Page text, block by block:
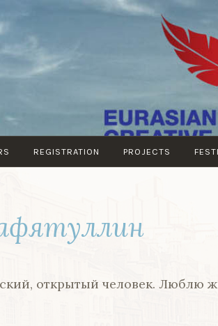
REGISTRATION PROJECTS
открытый человек. Люблю